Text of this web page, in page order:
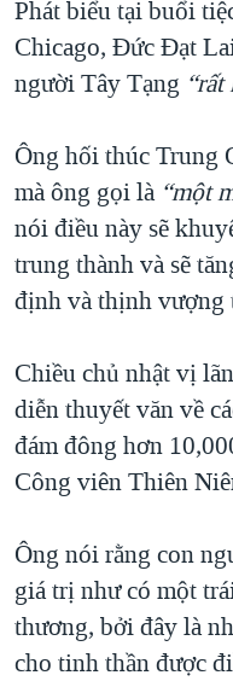
ĐỜI SỐNG
KINH TẾ
KHOA HỌC
VĂN HOÁ
THỂ THAO
GIÁO DỤC
GIẢI MÃ VÀNH ĐAI &
TRỊNH VĨNH BÌNH -
GROUND ZERO – XƯA
CÁC GIÁ TRỊ CỘNG
TRỊNH VĨNH BÌNH VS.
NGƯ DÂN VIỆT VÀ
NGHE
MẠNG XÃ HỘI
Ngôn ngữ khác
Phát biểu tại buổi
Chicago, Đức Đạt
người Tây Tạng
Ông hối thúc Trung
mà ông gọi là“một
nói điều này sẽ
trung thành và sẽ
định và thịnh vượng
Chiều chủ nhật vị
diễn thuyết văn về
đám đông hơn
Công viên Thiên
Ông nói rằng con
giá trị như có một
thương, bởi đây là
cho tinh thần được